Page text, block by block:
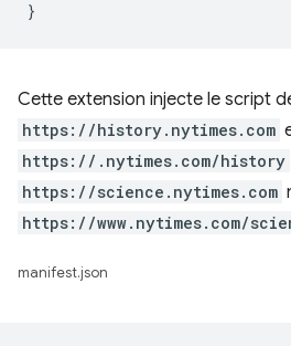
Cette extension injecte le script
https://history.nytimes.com
https://.nytimes.com/history
https://science.nytimes.com
https://www.nytimes.com/
manifest.json